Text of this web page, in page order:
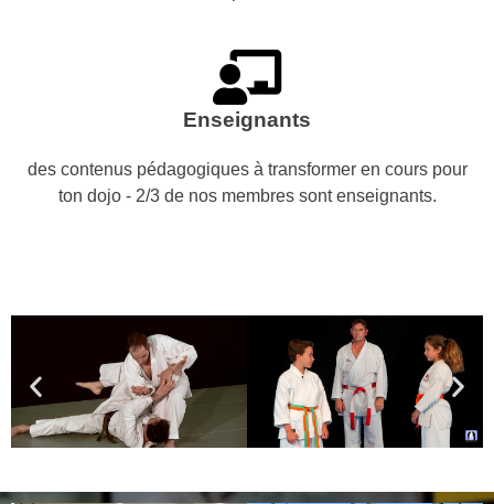
Enseignants
des contenus pédagogiques à transformer en cours pour
ton dojo - 2/3 de nos membres sont enseignants.